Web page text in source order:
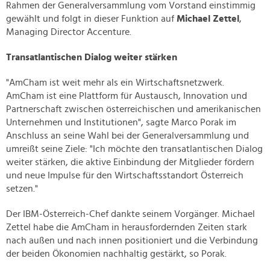
Rahmen der Generalversammlung vom Vorstand einstimmig
gewählt und folgt in dieser Funktion auf Michael Zettel ,
Managing Director Accenture.
Transatlantischen Dialog weiter stärken
"AmCham ist weit mehr als ein Wirtschaftsnetzwerk.
AmCham ist eine Plattform für Austausch, Innovation und
Partnerschaft zwischen österreichischen und amerikanischen
Unternehmen und Institutionen", sagte Marco Porak im
Anschluss an seine Wahl bei der Generalversammlung und
umreißt seine Ziele: "Ich möchte den transatlantischen Dialog
weiter stärken, die aktive Einbindung der Mitglieder fördern
und neue Impulse für den Wirtschaftsstandort Österreich
setzen."
Der IBM-Österreich-Chef dankte seinem Vorgänger. Michael
Zettel habe die AmCham in herausfordernden Zeiten stark
nach außen und nach innen positioniert und die Verbindung
der beiden Ökonomien nachhaltig gestärkt, so Porak.